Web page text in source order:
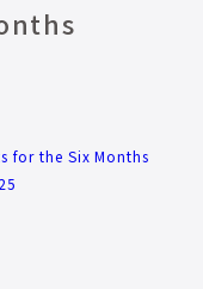
for the Six Months